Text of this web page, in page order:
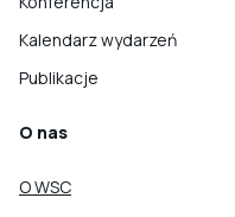
Kalendarz wydarzeń
Publikacje
O nas
O WSC